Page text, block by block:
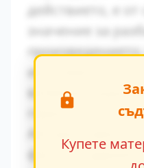
действието, е
значение за
икономическите
влияние върху
героите.
факти в
Купете